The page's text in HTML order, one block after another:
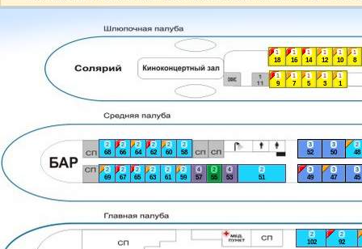
1
1
1
10
2
102
1
12
1
14
1
16
1
18
1
3
3
45
3
47
2
48
3
49
1
5
3
50
2
51
3
52
4
53
2
55
4
57
2
58
2
59
2
60
2
61
2
62
2
63
2
64
2
65
2
66
2
67
2
68
2
69
1
7
1
8
1
9
2
92